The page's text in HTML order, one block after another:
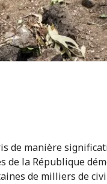
de manière
de la République
de milliers de